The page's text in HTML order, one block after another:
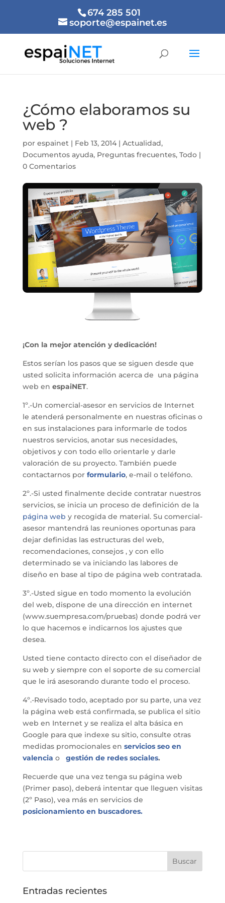
674 285 501
soporte@espainet.es
¿Cómo elaboramos su
web ?
por espainet| Feb 13, 2014| Actualidad,
Documentos ayuda, Preguntas frecuentes, Todo|
0 Comentarios
¡Con la mejor atención y dedicación!
Estos serían los pasos que se siguen desde que
usted solicita información acerca de una página
web en espaiNET.
1º.-Un comercial-asesor en servicios de Internet
le atenderá personalmente en nuestras oficinas o
en sus instalaciones para informarle de todos
nuestros servicios, anotar sus necesidades,
objetivos y con todo ello orientarle y darle
valoración de su proyecto. También puede
contactarnos por formulario, e-mail o teléfono.
2º.-Si usted finalmente decide contratar nuestros
servicios, se inicia un proceso de definición de la
página web y recogida de material. Su comercial-
asesor mantendrá las reuniones oportunas para
dejar definidas las estructuras del web,
recomendaciones, consejos , y con ello
determinado se va iniciando las labores de
diseño en base al tipo de página web contratada.
3º.-Usted sigue en todo momento la evolución
del web, dispone de una dirección en internet
(www.suempresa.com/pruebas) donde podrá ver
lo que hacemos e indicarnos los ajustes que
desea.
Usted tiene contacto directo con el diseñador de
su web y siempre con el soporte de su comercial
que le irá asesorando durante todo el proceso.
4º.-Revisado todo, aceptado por su parte, una vez
la página web está confirmada, se publica el sitio
web en Internet y se realiza el alta básica en
Google para que indexe su sitio, consulte otras
medidas promocionales en servicios seo en
valencia o gestión de redes sociales.
Recuerde que una vez tenga su página web
(Primer paso), deberá intentar que lleguen visitas
(2º Paso), vea más en servicios de
posicionamiento en buscadores.
Entradas recientes